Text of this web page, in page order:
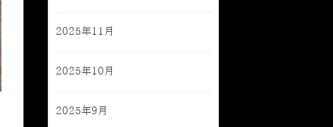
2025年11月
2025年10月
2025年9月